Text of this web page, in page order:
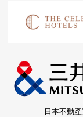
日本不動